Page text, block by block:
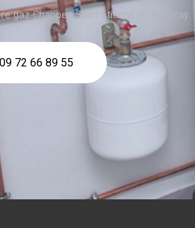
gaz Chappee Saint Étienne du Rouvray
09 72 66 89 55